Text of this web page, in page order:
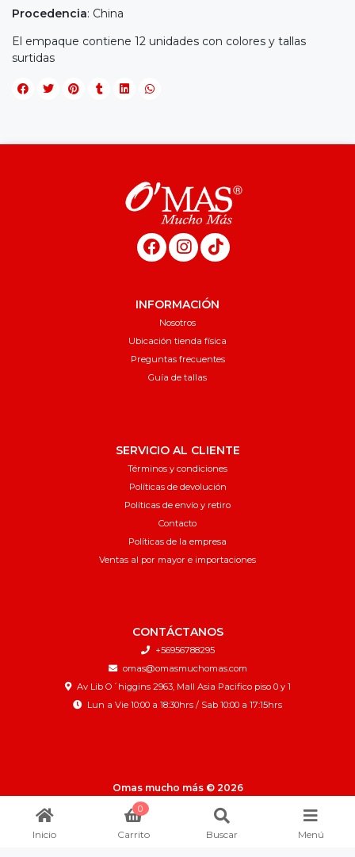
Procedencia: China
El empaque contiene 12 unidades con colores y tallas
surtidas
INFORMACIÓN
Nosotros
Ubicación tienda física
Preguntas frecuentes
Guía de tallas
SERVICIO AL CLIENTE
Términos y condiciones
Políticas de devolución
Políticas de envío y retiro
Contacto
Políticas de la empresa
Ventas al por mayor e importaciones
CONTÁCTANOS
+56956788295
omas@omasmuchomas.com
Av Lib O´higgins 2963, Mall Asia Pacifico piso 0 y 1
Lun a Vie 10:00 a 18:30hrs / Sab 10:00 a 17:15hrs
Omas mucho más © 2026
¿Te gusta mi tienda? Yo vendo con
Inicio
0
Carrito Buscar Menú